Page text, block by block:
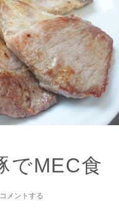
でMEC食
コメントする